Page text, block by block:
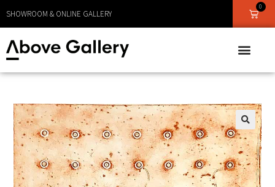
SHOWROOM & ONLINE GALLERY
LEVERANS CA 1 - 3 DAGAR 0
🔍